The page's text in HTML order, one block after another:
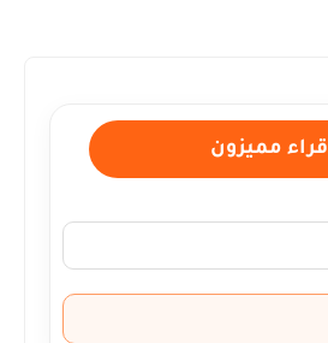
قراء مميزون